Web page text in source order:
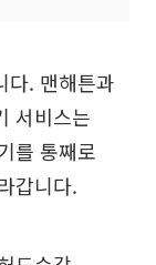
다. 맨해튼과
서비스는
를 통째로
갑니다.